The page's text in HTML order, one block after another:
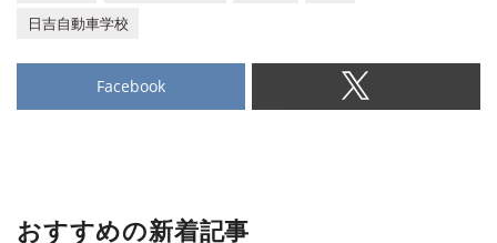
日吉自動車学校
Facebook
おすすめの新着記事